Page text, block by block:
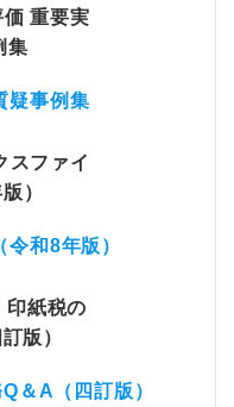
疑事例集
和8年版）
＆A（四訂版）